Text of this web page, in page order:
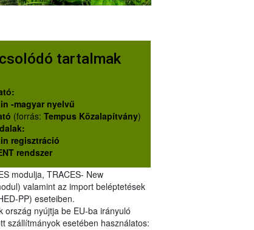
tartalmak
-magyar nyelvű
(forrás: Tempus Közalapítvány)
regisztráció
rendszer
modulja, TRACES- New
valamint az import beléptetések
PP) eseteiben.
ország nyújtja be EU-ba irányuló
szállítmányok esetében használatos: